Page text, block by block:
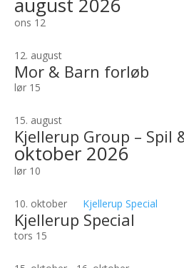
ons 12
12. august
Mor & Barn forløb
lør 15
15. august
Kjellerup Group – Spil
oktober 2026
lør 10
10. oktober Kjellerup Special
Kjellerup Special
tors 15